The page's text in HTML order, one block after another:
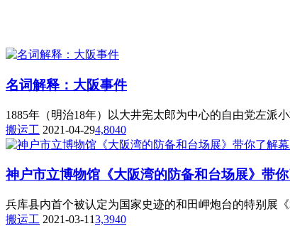
名词解释：大阪事件
1885年（明治18年）以大井宪太郎为中心的自由党左派
搬运工 2021-04-294,8040
神户市立博物馆《大阪湾的防备和台场展》带
兵库县内首个被认定为国家史迹的和田岬炮台的特别展
搬运工 2021-03-113,3940